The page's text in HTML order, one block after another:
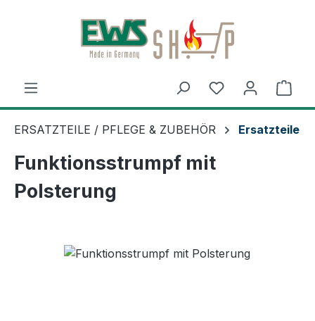
Zum Hauptinhalt springen
ERSATZTEILE / PFLEGE & ZUBEHÖR Ersatzteile
Funktionsstrumpf mit
Polsterung